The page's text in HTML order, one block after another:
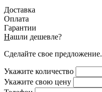
Доставка
Оплата
Гарантии
Нашли дешевле?
Сделайте свое предложение.
Укажите количество
Укажите свою цену